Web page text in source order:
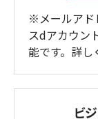
※メールアド
スdアカウン
能です。詳し
ビ